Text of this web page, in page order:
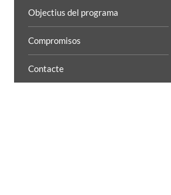
Objectius del programa
Compromisos
Contacte